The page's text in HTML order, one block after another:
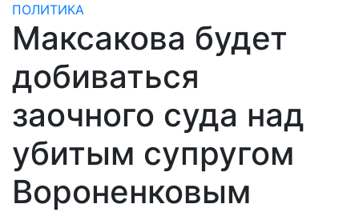
ПОЛИТИКА
Максакова будет
добиваться
заочного суда над
убитым супругом
Вороненковым